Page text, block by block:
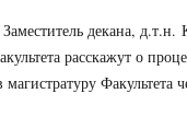
декана,
расскажут о